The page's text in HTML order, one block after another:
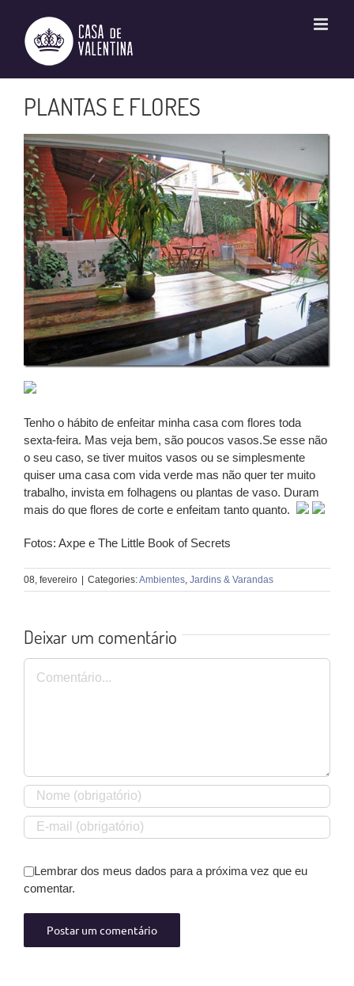
conteúdo
PLANTAS E FLORES
Tenho o hábito de enfeitar minha casa com flores toda
sexta-feira. Mas veja bem, são poucos vasos.Se esse não
o seu caso, se tiver muitos vasos ou se simplesmente
quiser uma casa com vida verde mas não quer ter muito
trabalho, invista em folhagens ou plantas de vaso. Duram
mais do que flores de corte e enfeitam tanto quanto.
Fotos: Axpe e The Little Book of Secrets
08, fevereiro | Categories:Ambientes Jardins & Varandas
Deixar um comentário
Comentário
Lembrar dos meus dados para a próxima vez que eu
comentar.